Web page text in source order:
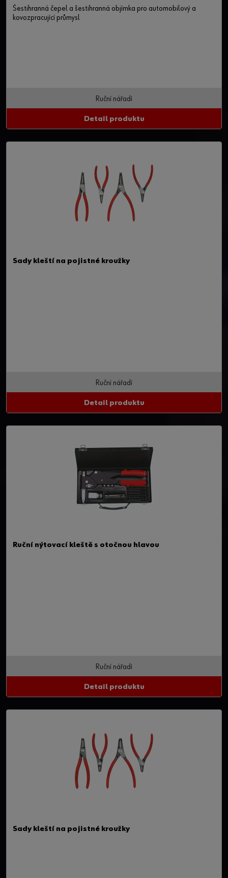
Šestihranná čepel a šestihranná objímka pro automobilový a
kovozpracující průmysl
Ruční nářadí
Detail produktu
Sady kleští na pojistné kroužky
Ruční nářadí
Detail produktu
Ruční nýtovací kleště s otočnou hlavou
Ruční nářadí
Detail produktu
Sady kleští na pojistné kroužky